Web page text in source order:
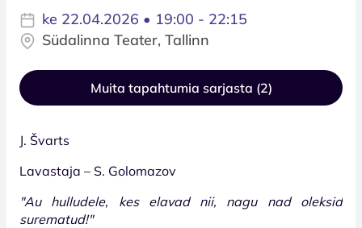
ke 22.04.2026 • 19:00 - 22:15
Südalinna Teater, Tallinn
Muita tapahtumia sarjasta (2)
J. Švarts
Lavastaja – S. Golomazov
"Au hulludele, kes elavad nii, nagu nad oleksid
surematud!"